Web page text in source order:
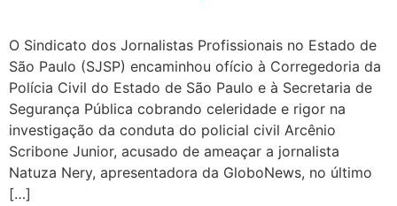
O Sindicato dos Jornalistas Profissionais no Estado de
São Paulo (SJSP) encaminhou ofício à Corregedoria da
Polícia Civil do Estado de São Paulo e à Secretaria de
Segurança Pública cobrando celeridade e rigor na
investigação da conduta do policial civil Arcênio
Scribone Junior, acusado de ameaçar a jornalista
Natuza Nery, apresentadora da GloboNews, no último
[…]